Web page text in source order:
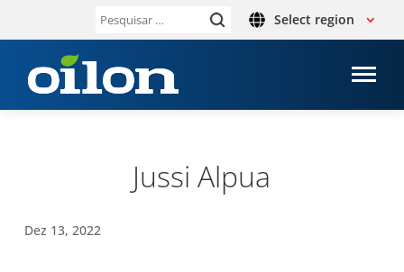
Pesquisar Select region
Jussi Alpua
Dez 13, 2022